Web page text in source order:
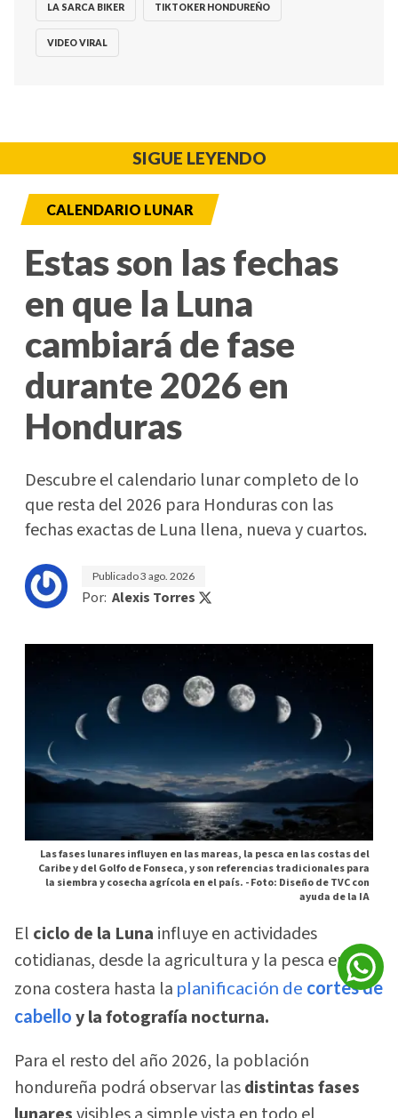
LA SARCA BIKER TIKTOKER HONDUREÑO
VIDEO VIRAL
SIGUE LEYENDO
CALENDARIO LUNAR
Estas son las fechas
en que la Luna
cambiará de fase
durante 2026 en
Honduras
Descubre el calendario lunar completo de lo
que resta del 2026 para Honduras con las
fechas exactas de Luna llena, nueva y cuartos.
Publicado3 ago. 2026
Por: Alexis Torres
Las fases lunares influyen en las mareas, la pesca en las costas del
Caribe y del Golfo de Fonseca, y son referencias tradicionales para
la siembra y cosecha agrícola en el país. -Foto: Diseño de TVC con
ayuda de la IA
El ciclo de la Luna influye en actividades
cotidianas, desde la agricultura y la pesca en la
zona costera hasta la planificación de cortes de
cabello y la fotografía nocturna.
Para el resto del año 2026, la población
hondureña podrá observar lasdistintas fases